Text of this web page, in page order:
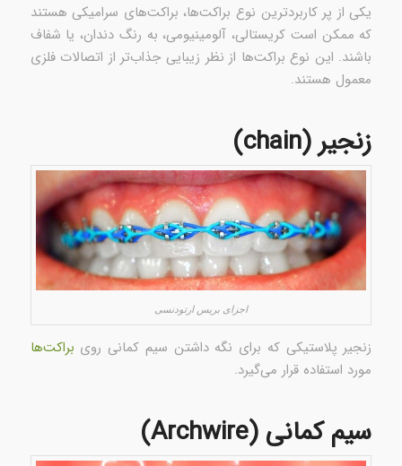
یکی از پر کاربردترین نوع براکت‌ها، براکت‌های سرامیکی هستند
که ممکن است کریستالی، آلومینیومی، به رنگ دندان، یا شفاف
باشند. این نوع براکت‌ها از نظر زیبایی جذاب‌تر از اتصالات فلزی
معمول هستند.
زنجیر (chain)
اجزای بریس‌ ارتودنسی
زنجیر پلاستیکی که برای نگه داشتن سیم کمانی روی براکت‌ها
مورد استفاده قرار می‌گیرد.
سیم کمانی (Archwire)